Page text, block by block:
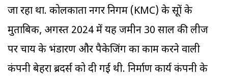
जा रहा था. कोलकाता नगर निगम (KMC) के सूत्रों के
मुताबिक, अगस्त 2024 में यह जमीन 30 साल की लीज
पर चाय के भंडारण और पैकेजिंग का काम करने वाली
कंपनी बेहरा ब्रदर्स को दी गई थी. निर्माण कार्य कंपनी के